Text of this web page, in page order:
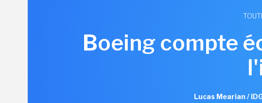
Boeing compte
Lucas Mearian /